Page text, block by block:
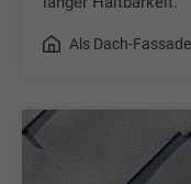
Als Dach-